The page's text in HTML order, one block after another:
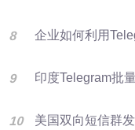
企业如何利用Telegram开
印度Telegram批量群发
美国双向短信群发提升